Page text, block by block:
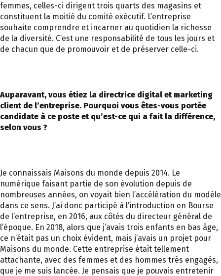
femmes, celles-ci dirigent trois quarts des magasins et
constituent la moitié du comité exécutif. L’entreprise
souhaite comprendre et incarner au quotidien la richesse
de la diversité. C’est une responsabilité de tous les jours et
de chacun que de promouvoir et de préserver celle-ci.
Auparavant, vous étiez la directrice digital et marketing
client de l’entreprise. Pourquoi vous êtes-vous portée
candidate à ce poste et qu’est-ce qui a fait la différence,
selon vous ?
Je connaissais Maisons du monde depuis 2014. Le
numérique faisant partie de son évolution depuis de
nombreuses années, on voyait bien l’accélération du modèle
dans ce sens. J’ai donc participé à l’introduction en Bourse
de l’entreprise, en 2016, aux côtés du directeur général de
l’époque. En 2018, alors que j’avais trois enfants en bas âge,
ce n’était pas un choix évident, mais j’avais un projet pour
Maisons du monde. Cette entreprise était tellement
attachante, avec des femmes et des hommes très engagés,
que je me suis lancée. Je pensais que je pouvais entretenir